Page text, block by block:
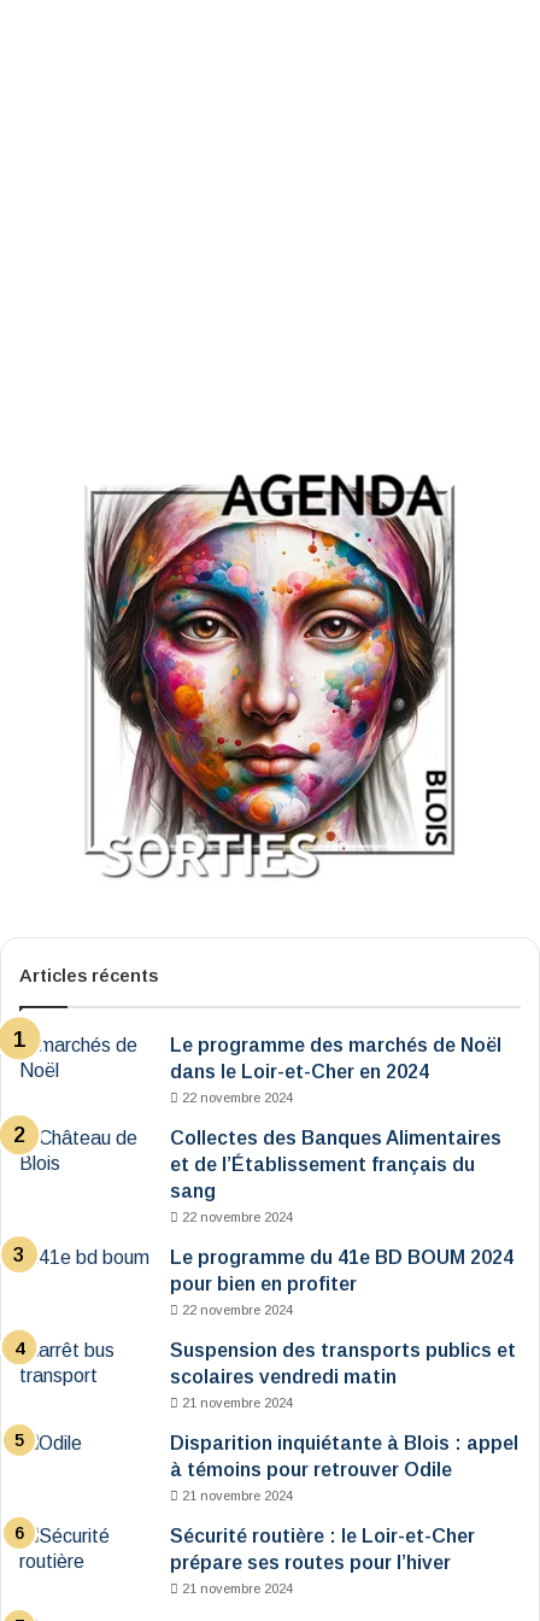
Articles récents
Le programme des marchés de Noël
dans le Loir-et-Cher en 2024
22 novembre 2024
Collectes des Banques Alimentaires
et de l’Établissement français du
sang
22 novembre 2024
Le programme du 41e BD BOUM 2024
pour bien en profiter
22 novembre 2024
Suspension des transports publics et
scolaires vendredi matin
21 novembre 2024
Disparition inquiétante à Blois : appel
à témoins pour retrouver Odile
21 novembre 2024
Sécurité routière : le Loir-et-Cher
prépare ses routes pour l’hiver
21 novembre 2024